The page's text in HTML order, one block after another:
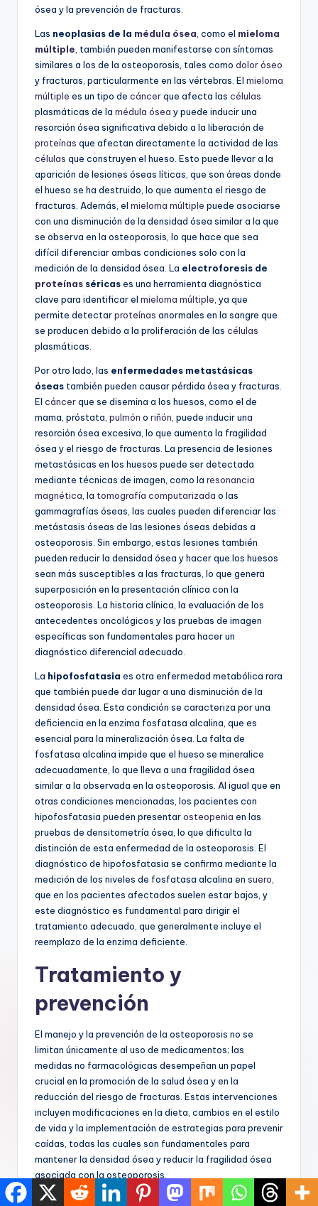
ósea y la prevención de fracturas.
Las neoplasias de la médula ósea , como el mieloma
múltiple , también pueden manifestarse con síntomas
similares a los de la osteoporosis, tales como dolor óseo
y fracturas, particularmente en las vértebras. El mieloma
múltiple es un tipo de cáncerque afecta las células
plasmáticas de la médula ósea y puede inducir una
resorción ósea significativa debido a la liberación de
proteínas que afectan directamente la actividad de las
células que construyen el hueso. Esto puede llevar a la
aparición de lesiones óseas líticas, que son áreas donde
el hueso se ha destruido, lo que aumenta el riesgo de
fracturas. Además, el mieloma múltiple puede asociarse
con una disminución de la densidad ósea similar a la que
se observa en la osteoporosis, lo que hace que sea
difícil diferenciar ambas condiciones solo con la
medición de la densidad ósea. La electroforesis de
proteínas séricases una herramienta diagnóstica
clave para identificar el mieloma múltiple , ya que
permite detectarproteínas anormales en la sangre que
se producen debido a la proliferación de las células
plasmáticas.
Por otro lado, las enfermedades metastásicas
óseas también pueden causar pérdida ósea y fracturas.
El cáncerque se disemina a los huesos, como el de
mama, próstata, pulmón o riñón , puede inducir una
resorción ósea excesiva, lo que aumenta la fragilidad
ósea y el riesgo de fracturas. La presencia de lesiones
metastásicas en los huesos puede ser detectada
mediante técnicas de imagen, como la resonancia
magnética , la tomografía computarizada o las
gammagrafías óseas, las cuales pueden diferenciar las
metástasis óseas de las lesiones óseas debidas a
osteoporosis. Sin embargo, estas lesiones también
pueden reducir la densidad ósea y hacer que los huesos
sean más susceptibles a las fracturas, lo que genera
superposición en la presentación clínica con la
osteoporosis. La historia clínica, la evaluación de los
antecedentes oncológicos y las pruebas de imagen
específicas son fundamentales para hacer un
diagnóstico diferencial adecuado.
La hipofosfatasia es otra enfermedad metabólica rara
que también puede dar lugar a una disminución de la
densidad ósea. Esta condición se caracteriza por una
deficiencia en la enzima fosfatasa alcalina, que es
esencial para la mineralización ósea. La falta de
fosfatasa alcalina impide que el hueso se mineralice
adecuadamente, lo que lleva a una fragilidad ósea
similar a la observada en la osteoporosis. Al igual que en
otras condiciones mencionadas, los pacientes con
hipofosfatasia pueden presentarosteopenia en las
pruebas de densitometría ósea, lo que dificulta la
distinción de esta enfermedad de la osteoporosis. El
diagnóstico de hipofosfatasia se confirma mediante la
medición de los niveles de fosfatasa alcalina en suero
que en los pacientes afectados suelen estar bajos, y
este diagnóstico es fundamental para dirigir el
tratamiento adecuado, que generalmente incluye el
reemplazo de la enzima deficiente.
Tratamiento y
prevención
El manejo y la prevención de la osteoporosis no se
limitan únicamente al uso de medicamentos; las
medidas no farmacológicas desempeñan un papel
crucial en la promoción de la salud ósea y en la
reducción del riesgo de fracturas. Estas intervenciones
incluyen modificaciones en la dieta, cambios en el estilo
de vida y la implementación de estrategias para prevenir
caídas, todas las cuales son fundamentales para
mantener la densidad ósea y reducir la fragilidad ósea
asociada con la osteoporosis.
En primer lugar, una dieta adecuada es esencial para la